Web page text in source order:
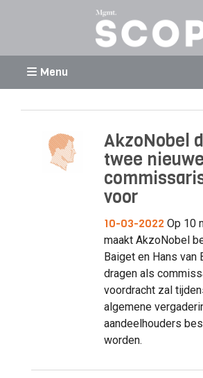
Menu
AkzoNobel
twee nieuwe
voor
10-03-2022 Op 10
maakt AkzoNobel
Baiget en Hans van
dragen als
voordracht zal
algemene
aandeelhouders
worden.